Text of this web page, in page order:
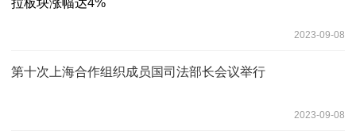
2023-09-08
第十次上海合作组织成员国司法部长会议举行
2023-09-08